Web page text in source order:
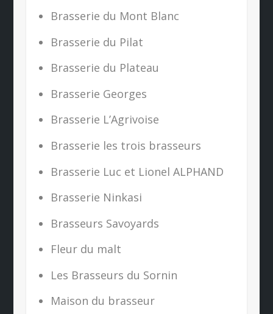
Brasserie du Mont Blanc
Brasserie du Pilat
Brasserie du Plateau
Brasserie Georges
Brasserie L’Agrivoise
Brasserie les trois brasseurs
Brasserie Luc et Lionel ALPHAND
Brasserie Ninkasi
Brasseurs Savoyards
Fleur du malt
Les Brasseurs du Sornin
Maison du brasseur